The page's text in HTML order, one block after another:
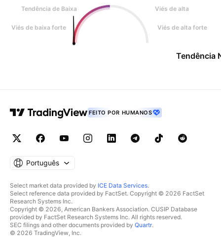
Tendência de Baixa
Viés de alta
Viés de baixa forte Viés de alta forte
Tendência
FEITO POR HUMANOS
Português
Select market data provided by ICE Data Services.
Select reference data provided by FactSet. Copyright © 2026 FactSet
Research Systems Inc.
Copyright © 2026, American Bankers Association. CUSIP Database
provided by FactSet Research Systems Inc. All rights reserved.
SEC filings and other documents provided by Quartr.
© 2026 TradingView, Inc.